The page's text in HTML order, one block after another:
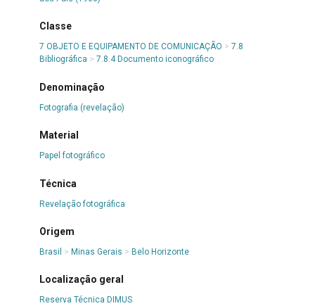
Classe
7 OBJETO E EQUIPAMENTO DE COMUNICAÇÃO > 7.8
Bibliográfica > 7.8.4 Documento iconográfico
Denominação
Fotografia (revelação)
Material
Papel fotográfico
Técnica
Revelação fotográfica
Origem
Brasil > Minas Gerais > Belo Horizonte
Localização geral
Reserva Técnica DIMUS